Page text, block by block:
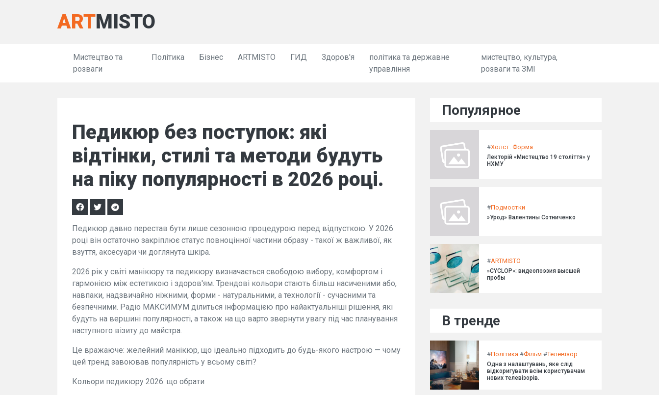
ARTMISTO
Мистецтво та
розваги
Політика Бізнес ARTMISTO ГИД Здоров'я
політика та державне
управління
мистецтво, культура,
розваги та ЗМІ
Педикюр без поступок: які
відтінки, стилі та методи будуть
на піку популярності в 2026 році.
Педикюр давно перестав бути лише сезонною процедурою перед відпусткою. У 2026
році він остаточно закріплює статус повноцінної частини образу - такої ж важливої, як
взуття, аксесуари чи доглянута шкіра.
2026 рік у світі манікюру та педикюру визначається свободою вибору, комфортом і
гармонією між естетикою і здоров'ям. Трендові кольори стають більш насиченими або,
навпаки, надзвичайно ніжними, форми - натуральними, а технології - сучасними та
безпечними. Радіо МАКСИМУМ ділиться інформацією про найактуальніші рішення, які
будуть на вершині популярності, а також на що варто звернути увагу під час планування
наступного візиту до майстра.
Це вражаюче: желейний манікюр, що ідеально підходить до будь-якого настрою — чому
цей тренд завоював популярність у всьому світі?
Кольори педикюру 2026: що обрати
Популярное
#Холст. Форма
Лекторій «Мистецтво 19 століття» у
НХМУ
#Подмостки
»Урод» Валентины Сотниченко
#ARTMISTO
»CYCLOP»: видеопоэзия высшей
пробы
В тренде
#Політика #Фільм #Телевізор
Одна з налаштувань, яке слід
відкоригувати всім користувачам
нових телевізорів.